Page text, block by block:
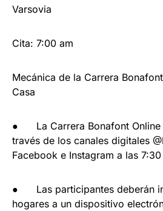
Varsovia
Cita: 7:00 am
Mecánica de la Carrera
Casa
● La Carrera Bonafont Online
través de los canales digitales
Facebook e Instagram a las
● Las participantes deberán
hogares a un dispositivo